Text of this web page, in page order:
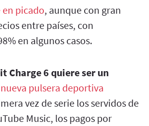
en picado, aunque con gran
entre países, con
en algunos casos.
Charge 6 quiere ser un
nueva pulsera deportiva
vez de serie los servidos de
Music, los pagos por